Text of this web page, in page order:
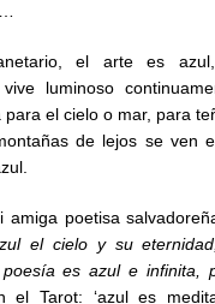
el arte es
vive luminoso
el cielo o mar, para
de lejos se ven
amiga poetisa
el cielo y su
es azul e infinita,
el Tarot: ‘azul es